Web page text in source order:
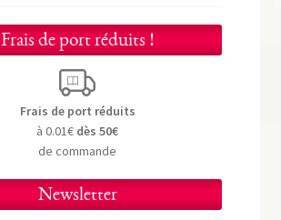
Frais de port réduits !
Frais de port réduits
à 0.01€ dès 50€
de commande
Newsletter